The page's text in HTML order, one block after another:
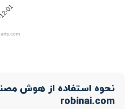
01
نحوه استفاده از هوش
robinai.com